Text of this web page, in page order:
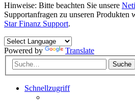
Hinweise: Bitte beachten Sie unsere
Supportanfragen zu unseren Produkten
Star Finanz Support.
Powered by Translate
Suche
Schnellzugriff